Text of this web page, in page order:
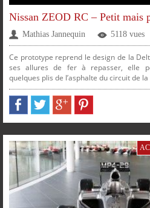
Nissan ZEOD RC – Petit mais
Mathias Jannequin 5118 vues
Ce prototype reprend le design de la
ses allures de fer à repasser, elle
quelques plis de l’asphalte du circuit de la